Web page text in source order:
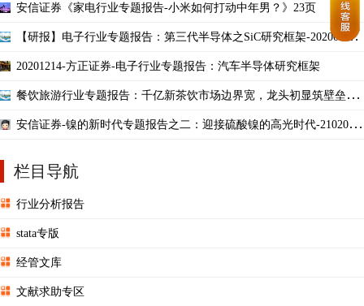
安信证券《家电行业专题报告-小米如何打动中年男？》23页
【研报】电子行业专题报告：第三代半导体之SiC研究框架-20200904
20201214-方正证券-电子行业专题报告：汽车半导体研究框架
餐饮旅游行业专题报告：千亿新茶饮市场边界宽，龙头初显筑壁垒-20
安信证券-镍的新时代专题报告之二：迎接硫酸镍的高光时代-210209.p
栏目导航
行业分析报告
stata专版
经管文库
文献求助专区